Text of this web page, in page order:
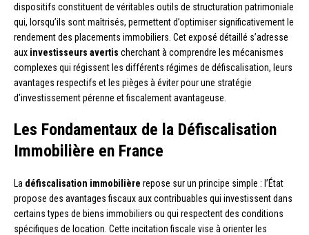
dispositifs constituent de véritables outils de structuration patrimoniale
qui, lorsqu’ils sont maîtrisés, permettent d’optimiser significativement le
rendement des placements immobiliers. Cet exposé détaillé s’adresse
aux investisseurs avertis cherchant à comprendre les mécanismes
complexes qui régissent les différents régimes de défiscalisation, leurs
avantages respectifs et les pièges à éviter pour une stratégie
d’investissement pérenne et fiscalement avantageuse.
Les Fondamentaux de la Défiscalisation
Immobilière en France
La défiscalisation immobilière repose sur un principe simple : l’État
propose des avantages fiscaux aux contribuables qui investissent dans
certains types de biens immobiliers ou qui respectent des conditions
spécifiques de location. Cette incitation fiscale vise à orienter les